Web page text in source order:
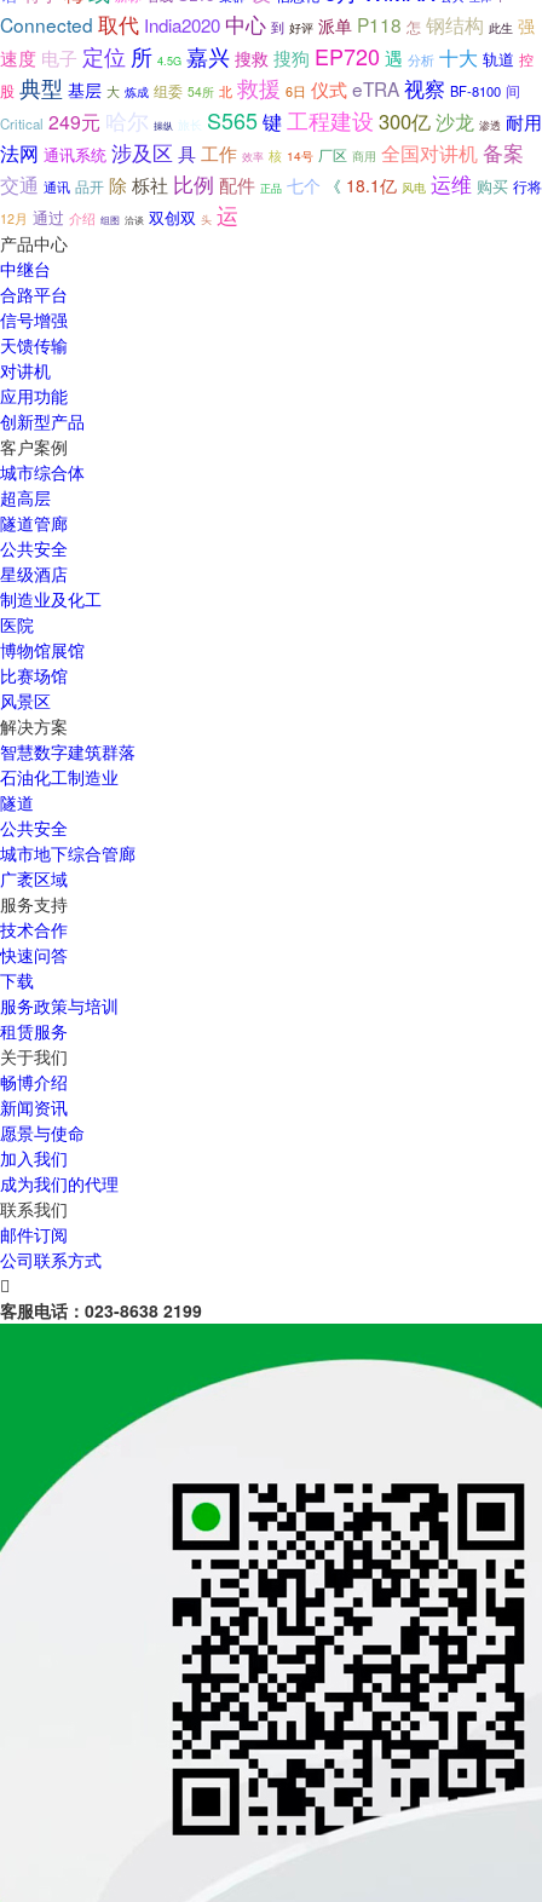
Connected 取代 India2020 中心 到 好评 派单 P118 怎 钢结构 此生 强
速度 电子 定位 所 4.5G 嘉兴 搜救 搜狗 EP720 遇 分析 十大 轨道 控
股 典型 基层 大 炼成 组委 54所 北 救援 6日 仪式eTRA视察 BF-8100 间
Critical 249元 哈尔 操纵 旅长 S565键工程建设 300亿沙龙 渗透 耐用
法网 通讯系统 涉及区 具 工作 效率 核 14号 厂区 商用 全国对讲机备案
交通 通讯 品开 除 栎社 比例 配件 正品 七个 《 18.1亿 风电 运维 购买 行将
12月 通过 介绍 组图 洽谈 双创双 头 运
产品中心
中继台
合路平台
信号增强
天馈传输
对讲机
应用功能
创新型产品
客户案例
城市综合体
超高层
隧道管廊
公共安全
星级酒店
制造业及化工
医院
博物馆展馆
比赛场馆
风景区
解决方案
智慧数字建筑群落
石油化工制造业
隧道
公共安全
城市地下综合管廊
广袤区域
服务支持
技术合作
快速问答
下载
服务政策与培训
租赁服务
关于我们
畅博介绍
新闻资讯
愿景与使命
加入我们
成为我们的代理
联系我们
邮件订阅
公司联系方式

客服电话： 023-8638 2199